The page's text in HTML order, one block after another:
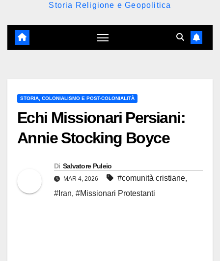
Storia Religione e Geopolitica
STORIA, COLONIALISMO E POST-COLONIALITÀ
Echi Missionari Persiani:
Annie Stocking Boyce
Di Salvatore Puleio
MAR 4, 2026 #comunità cristiane,
#Iran, #Missionari Protestanti